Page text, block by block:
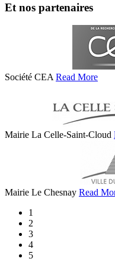
Et nos partenaires
Société CEA Read More
Mairie La Celle-Saint-Cloud
Mairie Le Chesnay Read
1
2
3
4
5